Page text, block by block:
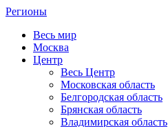
Регионы
Весь мир
Москва
Центр
Весь Центр
Московская область
Белгородская область
Брянская область
Владимирская область